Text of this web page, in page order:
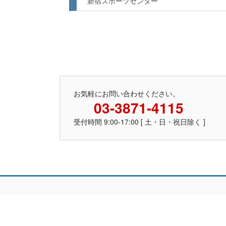
お気軽にお問い合わせください。
03-3871-4115
受付時間 9:00-17:00 [ 土・日・祝日除く ]